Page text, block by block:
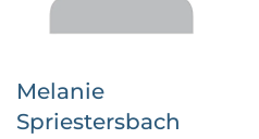
Melanie
Spriestersbach